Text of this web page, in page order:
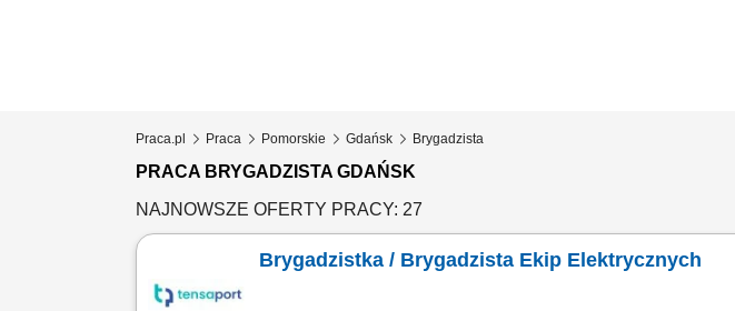
Praca.pl Praca Pomorskie Gdańsk Brygadzista
PRACA BRYGADZISTA GDAŃSK
NAJNOWSZE OFERTY PRACY: 27
Brygadzistka / Brygadzista Ekip Elektrycznych